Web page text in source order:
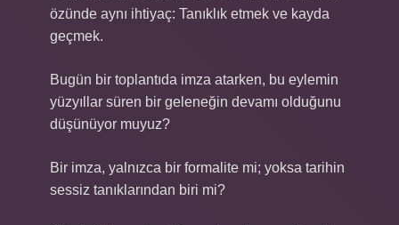
özünde aynı ihtiyaç: Tanıklık etmek ve kayda
geçmek.
Bugün bir toplantıda imza atarken, bu eylemin
yüzyıllar süren bir geleneğin devamı olduğunu
düşünüyor muyuz?
Bir imza, yalnızca bir formalite mi; yoksa tarihin
sessiz tanıklarından biri mi?